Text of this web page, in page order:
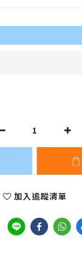
加入追蹤清單